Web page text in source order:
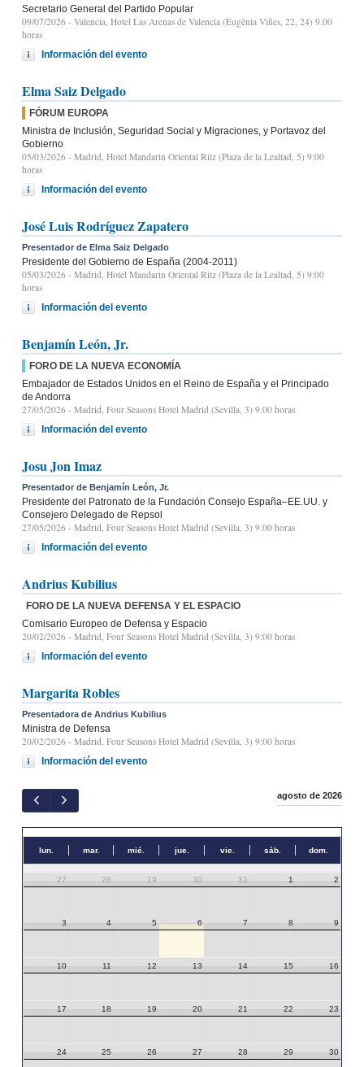
Secretario General del Partido Popular
09/07/2026 - Valencia, Hotel Las Arenas de Valencia (Eugènia Viñes, 22, 24) 9.00
horas
Información del evento
Elma Saiz Delgado
FÓRUM EUROPA
Ministra de Inclusión, Seguridad Social y Migraciones, y Portavoz del
Gobierno
05/03/2026 - Madrid, Hotel Mandarin Oriental Ritz (Plaza de la Lealtad, 5) 9:00
horas
Información del evento
José Luis Rodríguez Zapatero
Presentador de Elma Saiz Delgado
Presidente del Gobierno de España (2004-2011)
05/03/2026 - Madrid, Hotel Mandarin Oriental Ritz (Plaza de la Lealtad, 5) 9:00
horas
Información del evento
Benjamín León, Jr.
FORO DE LA NUEVA ECONOMÍA
Embajador de Estados Unidos en el Reino de España y el Principado
de Andorra
27/05/2026 - Madrid, Four Seasons Hotel Madrid (Sevilla, 3) 9.00 horas
Información del evento
Josu Jon Imaz
Presentador de Benjamín León, Jr.
Presidente del Patronato de la Fundación Consejo España–EE.UU. y
Consejero Delegado de Repsol
27/05/2026 - Madrid, Four Seasons Hotel Madrid (Sevilla, 3) 9.00 horas
Información del evento
Andrius Kubilius
FORO DE LA NUEVA DEFENSA Y EL ESPACIO
Comisario Europeo de Defensa y Espacio
20/02/2026 - Madrid, Four Seasons Hotel Madrid (Sevilla, 3) 9:00 horas
Información del evento
Margarita Robles
Presentadora de Andrius Kubilius
Ministra de Defensa
20/02/2026 - Madrid, Four Seasons Hotel Madrid (Sevilla, 3) 9:00 horas
Información del evento
agosto de 2026
lun. mar. mié. jue. vie. sáb. dom.
27 28 29 30 31 1 2
3 4 5 6 7 8 9
10 11 12 13 14 15 16
17 18 19 20 21 22 23
24 25 26 27 28 29 30